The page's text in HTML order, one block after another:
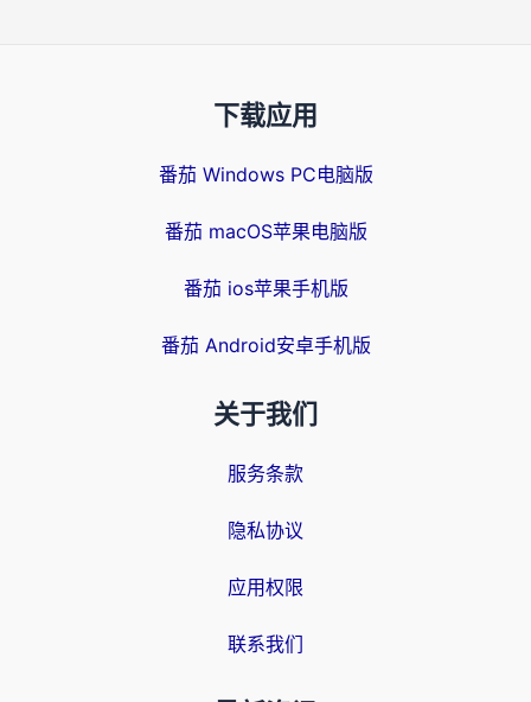
下载应用
番茄 Windows PC电脑版
番茄 macOS苹果电脑版
番茄 ios苹果手机版
番茄 Android安卓手机版
关于我们
服务条款
隐私协议
应用权限
联系我们